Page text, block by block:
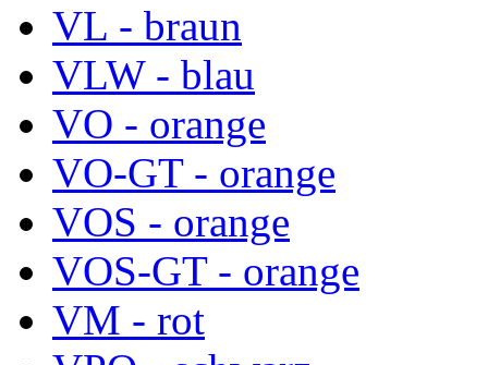
VL - braun
VLW - blau
VO - orange
VO-GT - orange
VOS - orange
VOS-GT - orange
VM - rot